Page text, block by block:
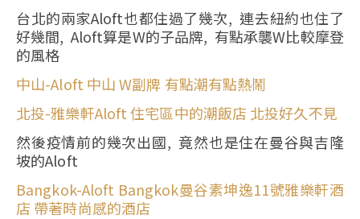
台北的兩家Aloft也都住過了幾次, 連去紐約也住了
好幾間, Aloft算是W的子品牌, 有點承襲W比較摩登
的風格
中山-Aloft 中山 W副牌 有點潮有點熱鬧
北投-雅樂軒Aloft 住宅區中的潮飯店 北投好久不見
然後疫情前的幾次出國, 竟然也是住在曼谷與吉隆
坡的Aloft
Bangkok-Aloft Bangkok曼谷素坤逸11號雅樂軒酒
店 帶著時尚感的酒店